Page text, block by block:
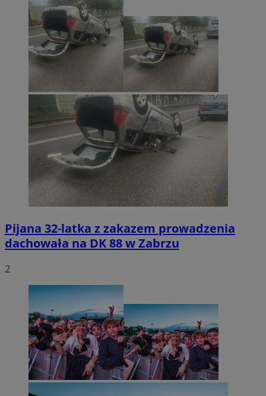
Pijana 32-latka z zakazem prowadzenia
dachowała na DK 88 w Zabrzu
2